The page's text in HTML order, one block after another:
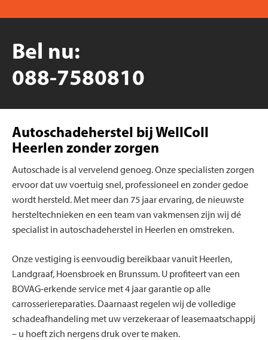
Bel nu:
088-7580810
Autoschadeherstel bij WellColl
Heerlen zonder zorgen
Autoschade is al vervelend genoeg. Onze specialisten zorgen
ervoor dat uw voertuig snel, professioneel en zonder gedoe
wordt hersteld. Met meer dan 75 jaar ervaring, de nieuwste
hersteltechnieken en een team van vakmensen zijn wij dé
specialist in autoschadeherstel in Heerlen en omstreken.
Onze vestiging is eenvoudig bereikbaar vanuit Heerlen,
Landgraaf, Hoensbroek en Brunssum. U profiteert van een
BOVAG-erkende service met 4 jaar garantie op alle
carrosseriereparaties. Daarnaast regelen wij de volledige
schadeafhandeling met uw verzekeraar of leasemaatschappij
– u hoeft zich nergens druk over te maken.